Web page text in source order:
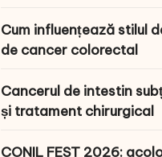
Cum influențează stilul
de cancer colorectal
Cancerul de intestin
și tratament chirurgical
CONIL FEST 2026: